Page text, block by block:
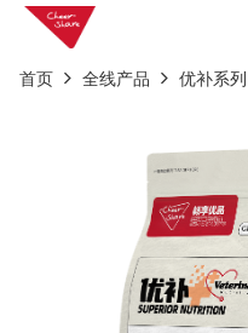
首页 全线产品 优补系